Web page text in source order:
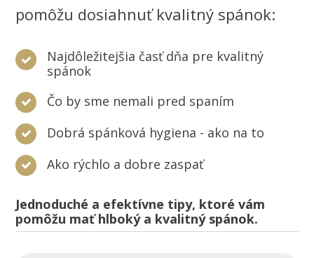
pomôžu dosiahnuť kvalitný spánok:
Najdôležitejšia časť dňa pre kvalitný
spánok
Čo by sme nemali pred spaním
Dobrá spánková hygiena - ako na to
Ako rýchlo a dobre zaspať
Jednoduché a efektívne tipy, ktoré vám
pomôžu mať hlboký a kvalitný spánok.